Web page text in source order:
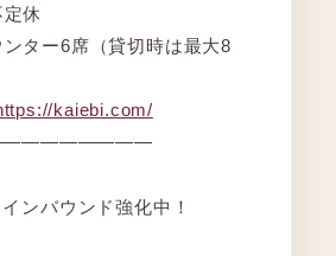
定休
ンター6席（貸切時は最大8
kaiebi.com/
ンバウンド強化中！